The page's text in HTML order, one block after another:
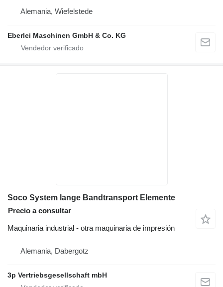
Alemania, Wiefelstede
Eberlei Maschinen GmbH & Co. KG
Soco System lange Bandtransport Elemente
Precio a consultar
Maquinaria industrial - otra maquinaria de impresión
Alemania, Dabergotz
3p Vertriebsgesellschaft mbH